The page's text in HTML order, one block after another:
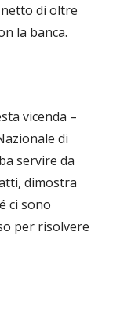
di oltre
la banca.
vicenda –
di
servire da
dimostra
ci sono
per risolvere